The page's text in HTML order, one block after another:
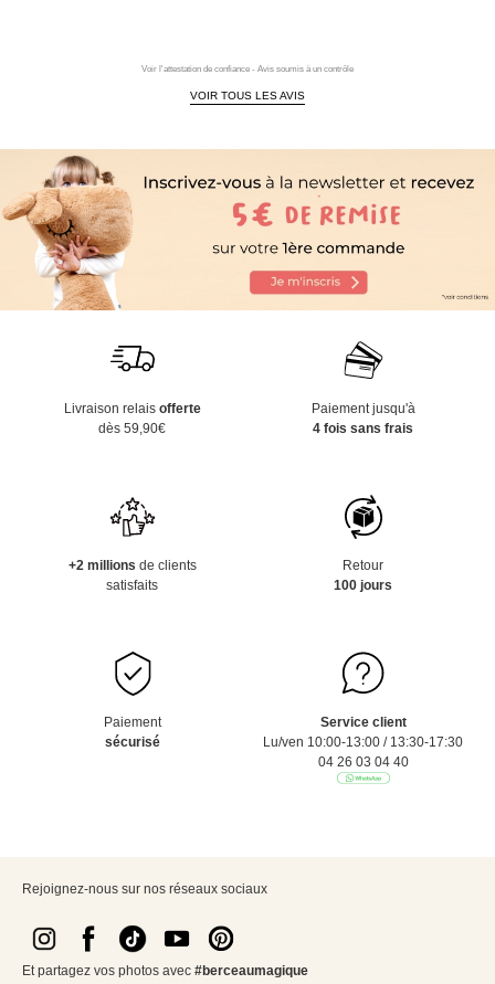
Voir l'attestation de confiance - Avis soumis à un contrôle
VOIR TOUS LES AVIS
Livraison relais offerte
dès 59,90€
Paiement jusqu'à
4 fois sans frais
+2 millions de clients
satisfaits
Retour
100 jours
Paiement
sécurisé
Service client
Lu/ven 10:00-13:00 / 13:30-17:30
04 26 03 04 40
Rejoignez-nous sur nos réseaux sociaux
Et partagez vos photos avec #berceaumagique